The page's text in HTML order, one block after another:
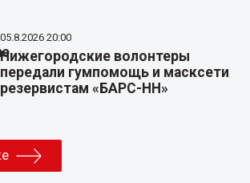
05.8.2026 20:00
Нижегородские волонтеры
передали гумпомощь и масксети
резервистам «БАРС-НН»